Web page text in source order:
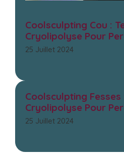
Coolsculpting Cou :
Cryolipolyse Pour
25 Juillet 2024
Coolsculpting Fesses
Cryolipolyse Pour
25 Juillet 2024